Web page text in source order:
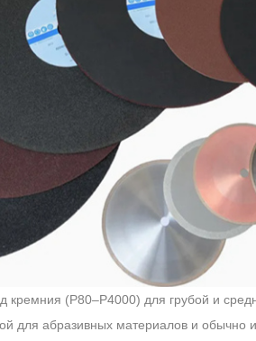
кремния (P80–P4000) для грубой и
для абразивных материалов и обычно